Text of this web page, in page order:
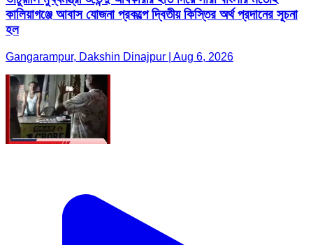
কালিয়াগঞ্জে আবাস যোজনা প্রকল্পে দ্বিতীয় কিস্তির অর্থ প্রদানের সূচনা
হল
Gangarampur, Dakshin Dinajpur | Aug 6, 2026